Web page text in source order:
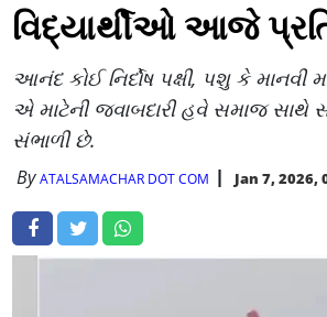
વિદ્યાર્થીઓ આજે
આનંદ કોઈ નિર્દોષ પક્ષી, પશુ કે
એ માટેની જવાબદારી હવે સમાજ
સંભાળી છે.
ByATALSAMACHAR DOT COM Jan 7, 2026,